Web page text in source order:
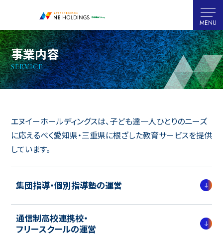
MENU
CLOSE
事業内容
SERVICE
エヌイーホールディングスは、子ども達一人ひとりのニーズ
に応えるべく愛知県・三重県に根ざした教育サービスを提供
しています。
集団指導・個別指導塾の運営
通信制高校連携校・
フリースクールの運営